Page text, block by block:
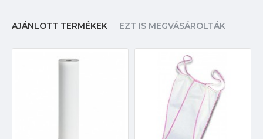
AJÁNLOTT TERMÉKEK EZT IS MEGVÁSÁROLTÁK